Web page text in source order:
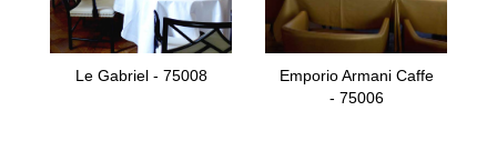
Le Gabriel - 75008
Emporio Armani Caffe
- 75006